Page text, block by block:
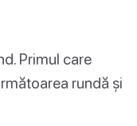
Primul care
rundă și